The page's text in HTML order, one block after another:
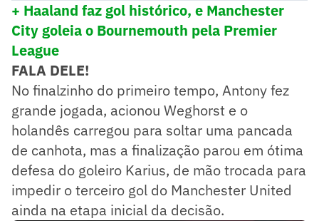
+ Haaland faz gol histórico, e Manchester
City goleia o Bournemouth pela Premier
League
FALA DELE!
No finalzinho do primeiro tempo, Antony fez
grande jogada, acionou Weghorst e o
holandês carregou para soltar uma pancada
de canhota, mas a finalização parou em ótima
defesa do goleiro Karius, de mão trocada para
impedir o terceiro gol do Manchester United
ainda na etapa inicial da decisão.